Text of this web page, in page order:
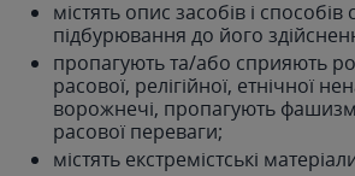
містять опис засобів і способів
підбурювання до його
пропагують та/або сприяють
расової, релігійної, етнічної
ворожнечі, пропагують
расової переваги;
містять екстремістські